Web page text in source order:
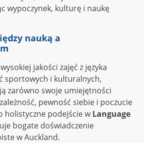
wypoczynek, kulturę i naukę
nauką a
jakości zajęć z języka
sportowych i kulturalnych,
zarówno swoje umiejętności
pewność siebie i poczucie
holistyczne podejście wLanguage
bogate doświadczenie
w Auckland.